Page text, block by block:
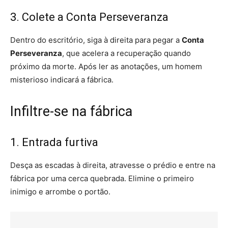
3. Colete a Conta Perseveranza
Dentro do escritório, siga à direita para pegar a Conta
Perseveranza, que acelera a recuperação quando
próximo da morte. Após ler as anotações, um homem
misterioso indicará a fábrica.
Infiltre-se na fábrica
1. Entrada furtiva
Desça as escadas à direita, atravesse o prédio e entre na
fábrica por uma cerca quebrada. Elimine o primeiro
inimigo e arrombe o portão.